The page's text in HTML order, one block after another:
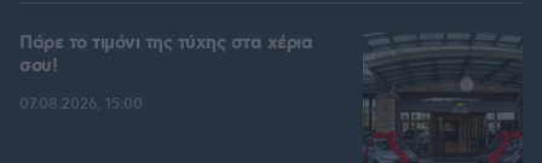
Πάρε το τιμόνι της τύχης στα χέρια
σου!
07.08.2026, 15:00